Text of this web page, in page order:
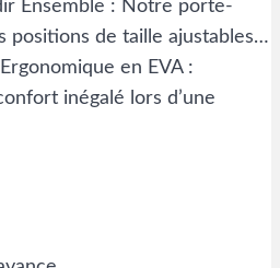
Ensemble : Notre porte-
positions de taille ajustables…
en EVA :
inégalé lors d’une